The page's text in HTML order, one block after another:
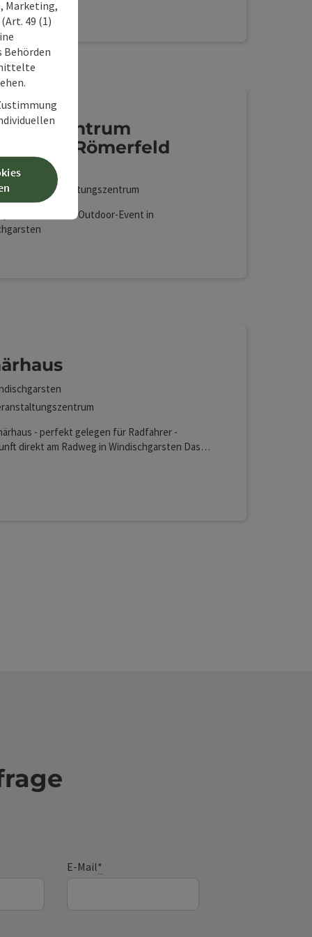
Römerfeld
, Veranstaltungszentrum
mit Outdoor-Event in
- perfekt gelegen für Radfahrer -
direkt am Radweg in Windischgarsten Das
seit 1609, liegt mitten im Zentrum von
(kostenlos)
E-Mail*
Marketing,
49 (1)
Behörden